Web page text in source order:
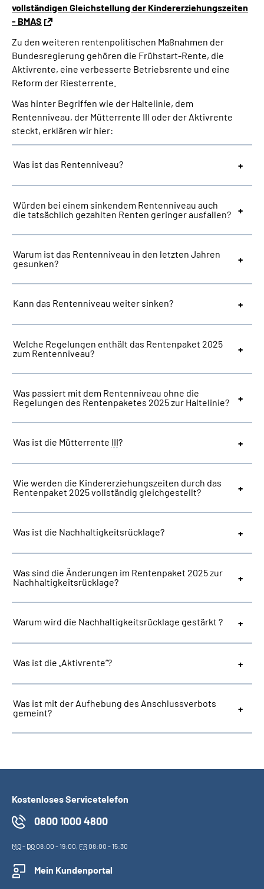
vollständigen Gleichstellung der Kindererziehungszeiten
- BMAS
Zu den weiteren rentenpolitischen Maßnahmen der
Bundesregierung gehören die Frühstart-Rente, die
Aktivrente, eine verbesserte Betriebsrente und eine
Reform der Riesterrente.
Was hinter Begriffen wie der Haltelinie, dem
Rentenniveau, der Mütterrente III oder der Aktivrente
steckt, erklären wir hier:
Was ist das Rentenniveau?
Würden bei einem sinkendem Rentenniveau auch
die tatsächlich gezahlten Renten geringer ausfallen?
Warum ist das Rentenniveau in den letzten Jahren
gesunken?
Kann das Rentenniveau weiter sinken?
Welche Regelungen enthält das Rentenpaket 2025
zum Rentenniveau?
Was passiert mit dem Rentenniveau ohne die
Regelungen des Rentenpaketes 2025 zur Haltelinie?
Was ist die Mütterrente III?
Wie werden die Kindererziehungszeiten durch das
Rentenpaket 2025 vollständig gleichgestellt?
Was ist die Nachhaltigkeitsrücklage?
Was sind die Änderungen im Rentenpaket 2025 zur
Nachhaltigkeitsrücklage?
Warum wird die Nachhaltigkeitsrücklage gestärkt ?
Was ist die „Aktivrente“?
Was ist mit der Aufhebung des Anschlussverbots
gemeint?
Kostenloses Servicetelefon
0800 1000 4800
MO- DO08:00 - 19:00, FR08:00 - 15:30
Mein Kundenportal